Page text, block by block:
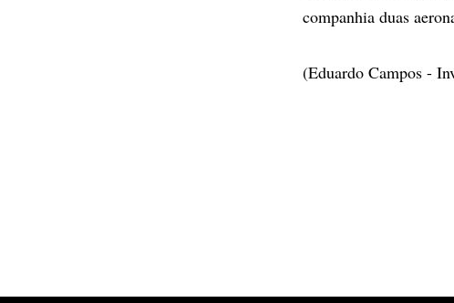
companhia duas
(Eduardo Campos -